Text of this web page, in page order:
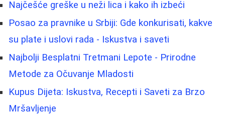
Najčešće greške u neži lica i kako ih izbeći
Posao za pravnike u Srbiji: Gde konkurisati, kakve
su plate i uslovi rada - Iskustva i saveti
Najbolji Besplatni Tretmani Lepote - Prirodne
Metode za Očuvanje Mladosti
Kupus Dijeta: Iskustva, Recepti i Saveti za Brzo
Mršavljenje